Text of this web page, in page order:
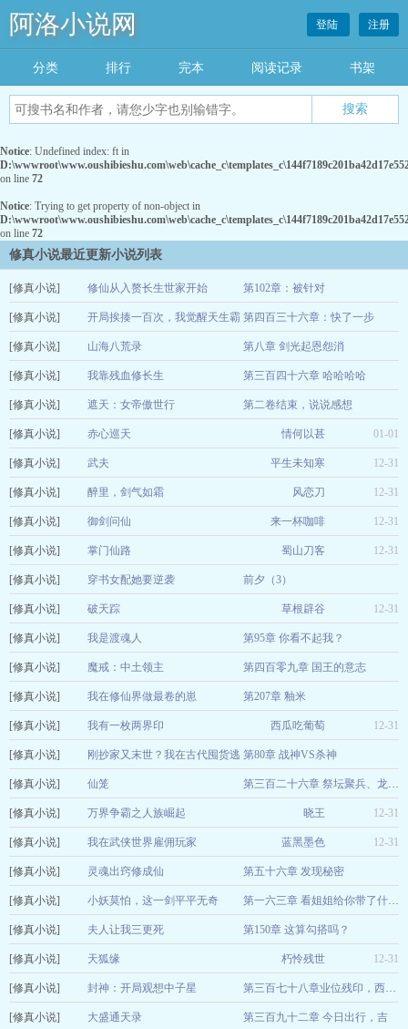
阿洛小说网 登陆 注册
分类 排行 完本 阅读记录 书架
Notice: Undefined index: ft in
on line 72
Notice: Trying to get property of non-object in
on line 72
修真小说最近更新小说列表
[修真小说] 修仙从入赘长生世家开始 第102章：被针对
昨夜剑神 01-02
[修真小说] 开局挨揍一百次，我觉醒天生霸
体
第四百三十六章：快了一步
火星多多
[修真小说] 山海八荒录 第八章 剑光起恩怨消
洛水
[修真小说] 我靠残血修长生 第三百四十六章 哈哈哈哈
言如许
[修真小说] 遮天：女帝傲世行 第二卷结束，说说感想
左爪 01-01
[修真小说] 赤心巡天 情何以甚 01-01
[修真小说] 武夫 平生未知寒 12-31
[修真小说] 醉里，剑气如霜 风恋刀 12-31
[修真小说] 御剑问仙 来一杯咖啡 12-31
[修真小说] 掌门仙路 蜀山刀客 12-31
[修真小说] 穿书女配她要逆袭 前夕（3）
玧桃 12-31
[修真小说] 破天踪 草根辟谷 12-31
[修真小说] 我是渡魂人 第95章 你看不起我？
未染红尘
[修真小说] 魔戒：中土领主 第四百零九章 国王的意志
龙神甘夏
[修真小说] 我在修仙界做最卷的崽 第207章 釉米
舒洁 12-31
[修真小说] 我有一枚两界印 西瓜吃葡萄 12-31
[修真小说] 刚抄家又末世？我在古代囤货逃
荒
第80章 战神VS杀神
团宠鱼 12-31
[修真小说] 仙笼 第三百二十六章 祭坛聚兵、龙船道师
布谷聊 12-31
[修真小说] 万界争霸之人族崛起 晓王 12-31
[修真小说] 我在武侠世界雇佣玩家 蓝黑墨色 12-31
[修真小说] 灵魂出窍修成仙 第五十六章 发现秘密
尉迟白 12-31
[修真小说] 小妖莫怕，这一剑平平无奇 第一六三章 看姐姐给你带了什么？
码字买键盘
[修真小说] 夫人让我三更死 第150章 这算勾搭吗？
极品豆芽 12-31
[修真小说] 天狐缘 朽怜残世 12-31
[修真小说] 封神：开局观想中子星 第三百七十八章业位残印，西方教想白嫖？
青灯路 12-31
[修真小说] 大盛通天录 第三百九十二章 今日出行，吉